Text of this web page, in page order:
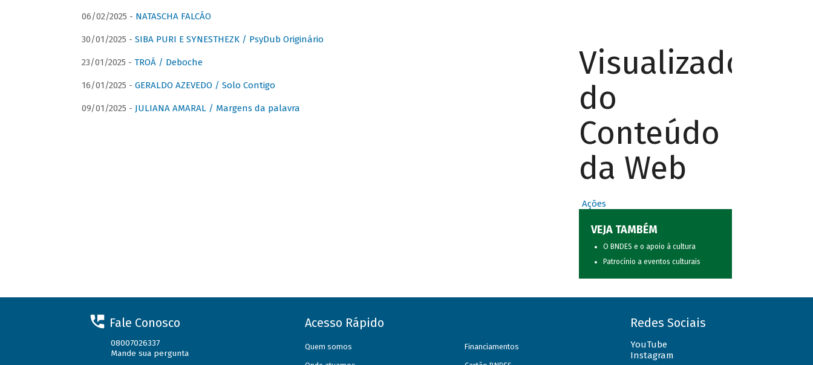
06/02/2025 - NATASCHA FALCÃO
30/01/2025 - SIBA PURI E SYNESTHEZK / PsyDub Originário
23/01/2025 - TROÁ / Deboche
16/01/2025 - GERALDO AZEVEDO / Solo Contigo
09/01/2025 - JULIANA AMARAL / Margens da palavra
Visualizador
do
Conteúdo
da Web
Ações
VEJA TAMBÉM
O BNDES e o apoio à cultura
Patrocínio a eventos culturais
Fale Conosco
08007026337
Mande sua pergunta
Acesso Rápido
Quem somos Financiamentos
Redes Sociais
YouTube
Instagram